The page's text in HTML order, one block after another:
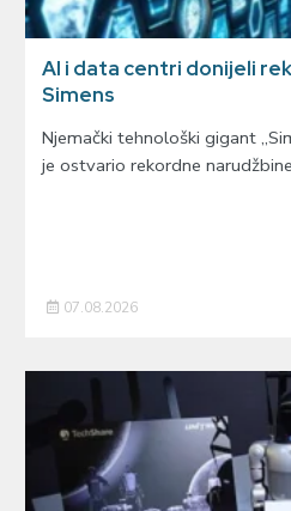
AI i data centri donijeli
Simens
Njemački tehnološki gigant
je ostvario rekordne
07.08.2026